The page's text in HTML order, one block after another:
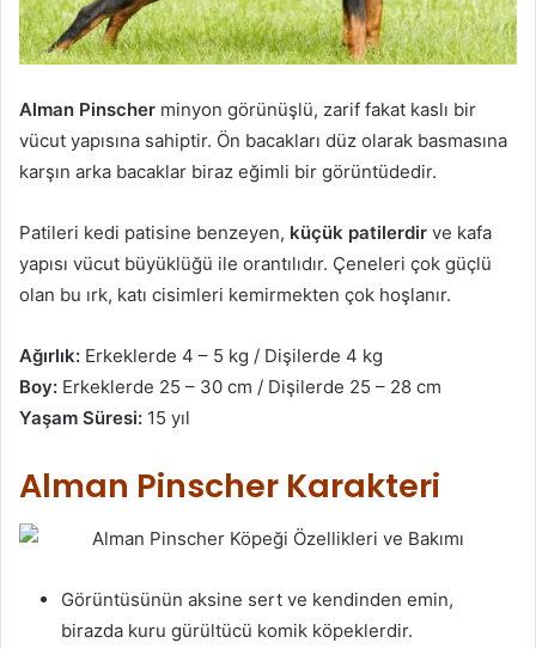
Alman Pinscher minyon görünüşlü, zarif fakat kaslı bir
vücut yapısına sahiptir. Ön bacakları düz olarak basmasına
karşın arka bacaklar biraz eğimli bir görüntüdedir.
Patileri kedi patisine benzeyen, küçük patilerdir ve kafa
yapısı vücut büyüklüğü ile orantılıdır. Çeneleri çok güçlü
olan bu ırk, katı cisimleri kemirmekten çok hoşlanır.
Ağırlık: Erkeklerde 4 – 5 kg / Dişilerde 4 kg
Boy: Erkeklerde 25 – 30 cm / Dişilerde 25 – 28 cm
Yaşam Süresi: 15 yıl
Alman Pinscher Karakteri
Görüntüsünün aksine sert ve kendinden emin,
birazda kuru gürültücü komik köpeklerdir.